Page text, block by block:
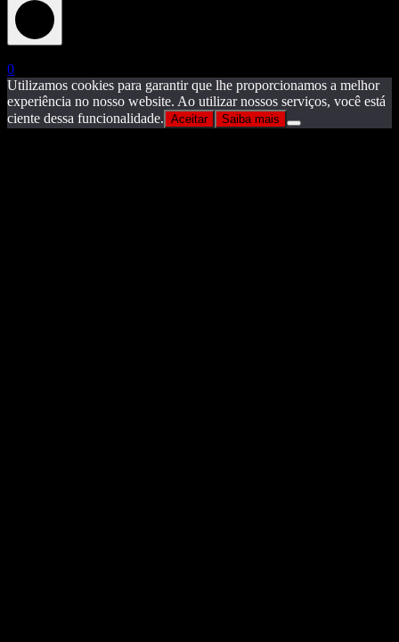
0
Utilizamos cookies para garantir que lhe proporcionamos a melhor
experiência no nosso website. Ao utilizar nossos serviços, você está
ciente dessa funcionalidade. Aceitar Saiba mais